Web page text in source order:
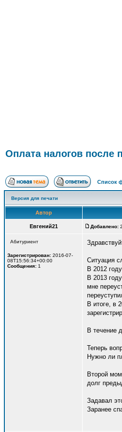
Оплата налогов после
Список
Версия для печати
Автор
Евгений21 Добавлено:
Абитуриент
Зарегистрирован: 2016-07-
08T15:56:34+00:00
Сообщения: 1
Ситуация
В 2012
В 2013
мне
В итоге, в
В течение
Теперь
Нужно ли
Второй
долг
Задавал
Заранее